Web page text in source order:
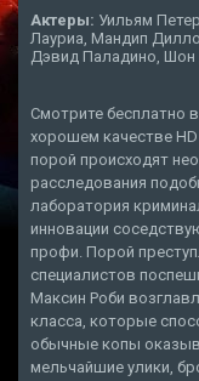
Актеры: Уильям
Лауриа, Мандип
Дэвид Паладино,
Смотрите бесплатно
хорошем качестве
порой происходят
расследования
лаборатория
инновации
профи. Порой
специалистов
Максин Роби
класса, которые
обычные копы
мельчайшие улики,